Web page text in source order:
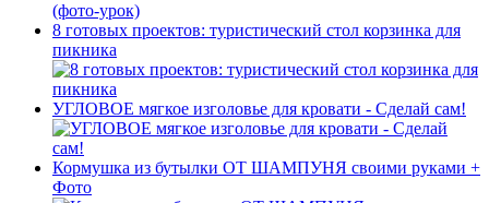
8 готовых проектов: туристический стол корзинка для
пикника
УГЛОВОЕ мягкое изголовье для кровати - Сделай сам!
Кормушка из бутылки ОТ ШАМПУНЯ своими руками +
Фото